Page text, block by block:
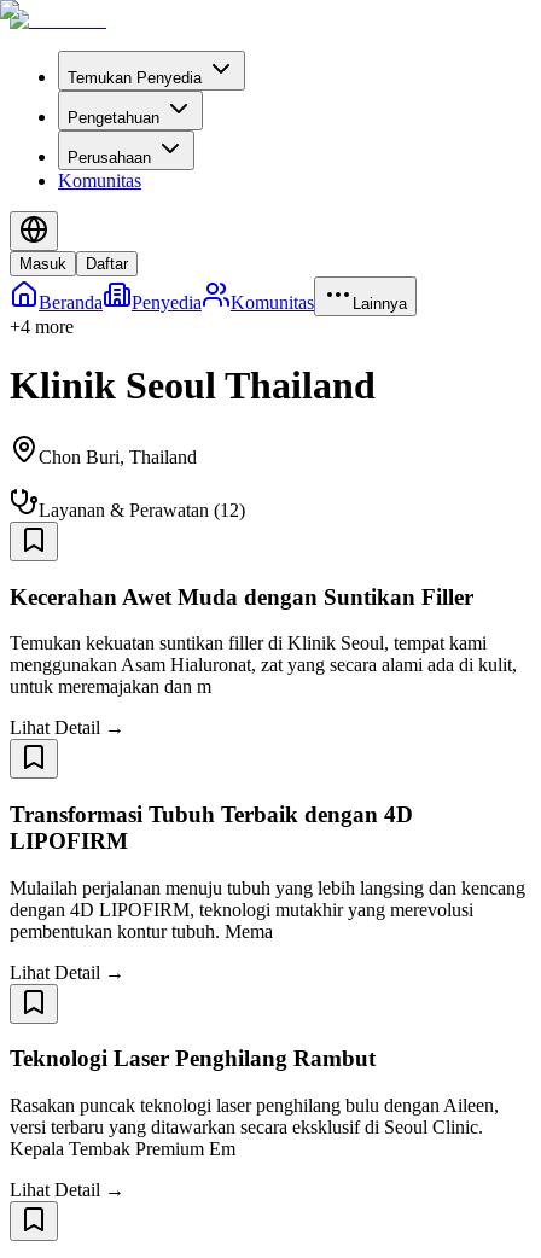
Temukan Penyedia
Pengetahuan
Perusahaan
Komunitas
Masuk Daftar
Beranda Penyedia Komunitas Lainnya
+4 more
Klinik Seoul Thailand
Chon Buri, Thailand
Layanan & Perawatan (12)
Kecerahan Awet Muda dengan Suntikan Filler
Temukan kekuatan suntikan filler di Klinik Seoul, tempat kami
menggunakan Asam Hialuronat, zat yang secara alami ada di kulit,
untuk meremajakan dan m
Lihat Detail →
Transformasi Tubuh Terbaik dengan 4D
LIPOFIRM
Mulailah perjalanan menuju tubuh yang lebih langsing dan kencang
dengan 4D LIPOFIRM, teknologi mutakhir yang merevolusi
pembentukan kontur tubuh. Mema
Lihat Detail →
Teknologi Laser Penghilang Rambut
Rasakan puncak teknologi laser penghilang bulu dengan Aileen,
versi terbaru yang ditawarkan secara eksklusif di Seoul Clinic.
Kepala Tembak Premium Em
Lihat Detail →